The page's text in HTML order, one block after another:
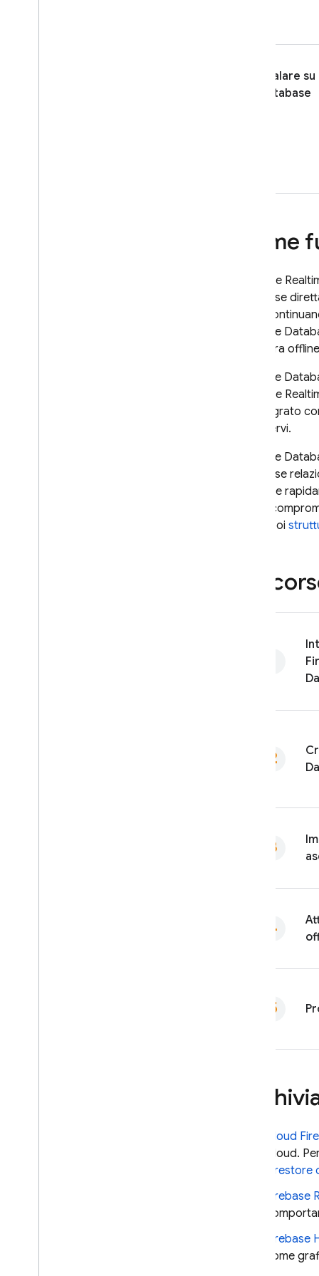
Scalare
database
Come
Firebase
database
reale
Realtime
client era
Realtime
Firebase
Se integrato
accedervi.
Realtime
database
eseguite
senza
dati e poi
Cloud
Cloud.
Firestore
Firebase
Firebase
come